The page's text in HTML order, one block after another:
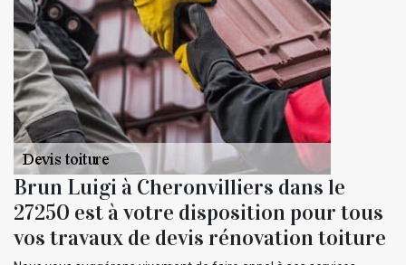
Brun Luigi à Cheronvilliers dans le
27250 est à votre disposition pour tous
vos travaux de devis rénovation toiture